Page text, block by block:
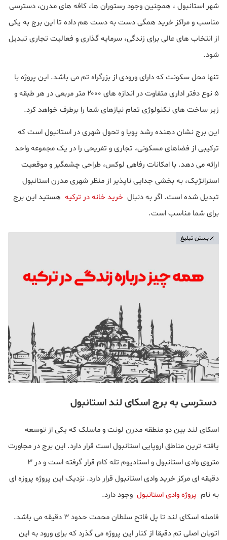
شهر استانبول ، همچنین وجود رستوران ها، کافه های مدرن، دسترسی
مناسب و مراکز خرید همگی دست به دست هم داده تا این برج به یکی
از انتخاب های عالی برای زندگی، سرمایه گذاری و فعالیت تجاری تبدیل
شود.
تنها محل سکونت که دارای ورودی از بزرگراه تم می باشد. این پروژه با
۵ نوع دفتر اداری متفاوت در اندازه های ۲۰۰۰ متر مربعی در هر طبقه و
زیر ساخت های تکنولوژی تمام نیازهای شما را برطرف خواهد کرد.
این برج نشان دهنده رشد پویا و تحول شهری در استانبول است که
ترکیبی از فضاهای مسکونی، تجاری و تفریحی را در یک مجموعه واحد
ارائه می دهد. با امکانات رفاهی لوکس، طراحی چشمگیر و موقعیت
استراتژیک، به بخشی جدایی ناپذیر از منظر شهری مدرن استانبول
تبدیل شده است. اگر به دنبال خرید خانه در ترکیه هستید این برج
برای شما مناسب است.
بستن تبلیغ
دسترسی به برج اسکای لند استانبول
اسکای لند بین دو منطقه مدرن لونت و ماسلک که یکی از توسعه
یافته ترین مناطق اروپایی استانبول است قرار دارد. این برج در مجاورت
متروی وادی استانبول و استادیوم تله کام قرار گرفته است و در 3
دقیقه ای مرکز خرید وادی استانبول قرار دارد. نزدیک این پروژه پروزه ای
به نام پروژه وادی استانبول وجود دارد.
فاصله اسکای لند تا پل فاتح سلطان محمت حدود ۳ دقیقه می باشد.
اتوبان اصلی تم دقیقا از کنار این پروژه می گذرد که برای ورود به این